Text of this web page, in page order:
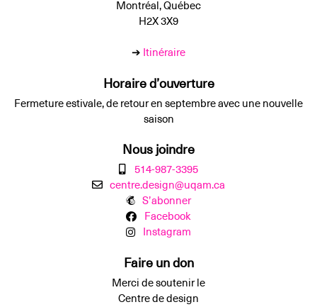
Montréal, Québec
H2X 3X9
➔ Itinéraire
Horaire d’ouverture
Fermeture estivale, de retour en septembre avec une nouvelle
saison
Nous joindre
514-987-3395
centre.design@uqam.ca
S’abonner
Facebook
Instagram
Faire un don
Merci de soutenir le
Centre de design